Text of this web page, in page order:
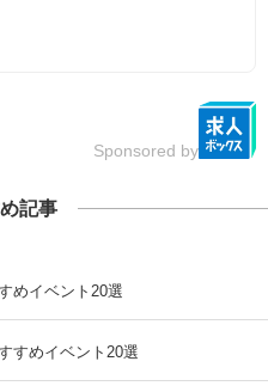
Sponsored by
記事
めイベント20選
すめイベント20選